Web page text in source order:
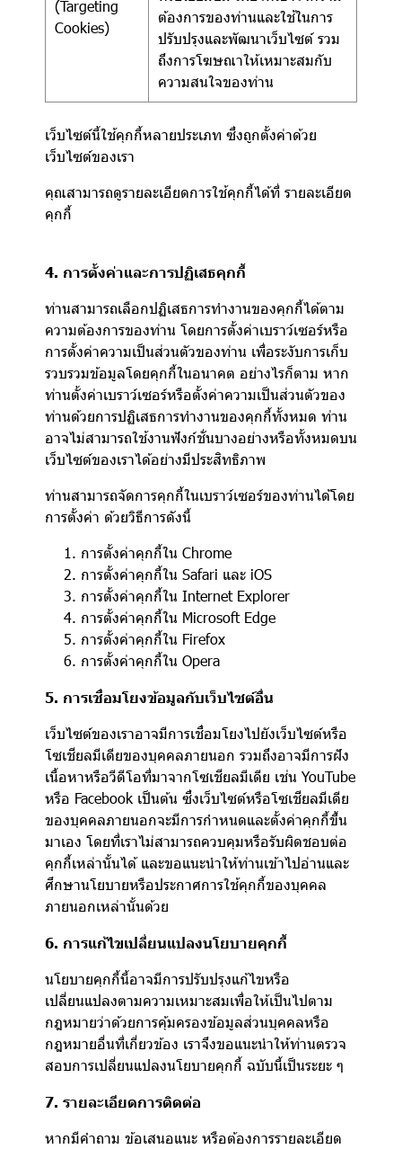
(Targeting
Cookies)
ต้องการของท่านและใช้ในการ
ปรับปรุงและพัฒนาเว็บไซต์ รวม
ถึงการโฆษณาให้เหมาะสมกับ
ความสนใจของท่าน
เว็บไซต์นี้ใช้คุกกี้หลายประเภท ซึ่งถูกตั้งค่าด้วย
เว็บไซต์ของเรา
คุณสามารถดูรายละเอียดการใช้คุกกี้ได้ที่ รายละเอียด
คุกกี้
4. การตั้งค่าและการปฏิเสธคุกกี้
ท่านสามารถเลือกปฏิเสธการทำงานของคุกกี้ได้ตาม
ความต้องการของท่าน โดยการตั้งค่าเบราว์เซอร์หรือ
การตั้งค่าความเป็นส่วนตัวของท่าน เพื่อระงับการเก็บ
รวบรวมข้อมูลโดยคุกกี้ในอนาคต อย่างไรก็ตาม หาก
ท่านตั้งค่าเบราว์เซอร์หรือตั้งค่าความเป็นส่วนตัวของ
ท่านด้วยการปฏิเสธการทำงานของคุกกี้ทั้งหมด ท่าน
อาจไม่สามารถใช้งานฟังก์ชั่นบางอย่างหรือทั้งหมดบน
เว็บไซต์ของเราได้อย่างมีประสิทธิภาพ
ท่านสามารถจัดการคุกกี้ในเบราว์เซอร์ของท่านได้โดย
การตั้งค่า ด้วยวิธีการดังนี้
การตั้งค่าคุกกี้ใน Chrome
การตั้งค่าคุกกี้ใน Safari และ iOS
การตั้งค่าคุกกี้ใน Internet Explorer
การตั้งค่าคุกกี้ใน Microsoft Edge
การตั้งค่าคุกกี้ใน Firefox
การตั้งค่าคุกกี้ใน Opera
5. การเชื่อมโยงข้อมูลกับเว็บไซต์อื่น
เว็บไซต์ของเราอาจมีการเชื่อมโยงไปยังเว็บไซต์หรือ
โซเชียลมีเดียของบุคคลภายนอก รวมถึงอาจมีการฝัง
เนื้อหาหรือวีดีโอที่มาจากโซเชียลมีเดีย เช่น YouTube
หรือ Facebook เป็นต้น ซึ่งเว็บไซต์หรือโซเชียลมีเดีย
ของบุคคลภายนอกจะมีการกำหนดและตั้งค่าคุกกี้ขึ้น
มาเอง โดยที่เราไม่สามารถควบคุมหรือรับผิดชอบต่อ
คุกกี้เหล่านั้นได้ และขอแนะนำให้ท่านเข้าไปอ่านและ
ศึกษานโยบายหรือประกาศการใช้คุกกี้ของบุคคล
ภายนอกเหล่านั้นด้วย
6. การแก้ไขเปลี่ยนแปลงนโยบายคุกกี้
นโยบายคุกกี้นี้อาจมีการปรับปรุงแก้ไขหรือ
เปลี่ยนแปลงตามความเหมาะสมเพื่อให้เป็นไปตาม
กฎหมายว่าด้วยการคุ้มครองข้อมูลส่วนบุคคลหรือ
กฎหมายอื่นที่เกี่ยวข้อง เราจึงขอแนะนำให้ท่านตรวจ
สอบการเปลี่ยนแปลงนโยบายคุกกี้ ฉบับนี้เป็นระยะ ๆ
7. รายละเอียดการติดต่อ
หากมีคำถาม ข้อเสนอแนะ หรือต้องการรายละเอียด